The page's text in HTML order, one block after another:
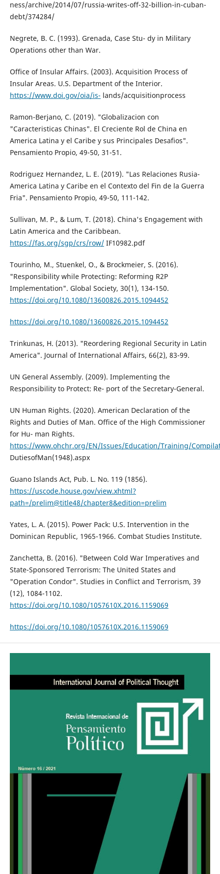
ness/archive/2014/07/russia-writes-off-32-billion-in-cuban-
debt/374284/
Negrete, B. C. (1993). Grenada, Case Stu- dy in Military
Operations other than War.
Office of Insular Affairs. (2003). Acquisition Process of
Insular Areas. U.S. Department of the Interior.
https://www.doi.gov/oia/is- lands/acquisitionprocess
Ramon-Berjano, C. (2019). "Globalizacion con
"Caracteristicas Chinas". El Creciente Rol de China en
America Latina y el Caribe y sus Principales Desafios".
Pensamiento Propio, 49-50, 31-51.
Rodriguez Hernandez, L. E. (2019). "Las Relaciones Rusia-
America Latina y Caribe en el Contexto del Fin de la Guerra
Fria". Pensamiento Propio, 49-50, 111-142.
Sullivan, M. P., & Lum, T. (2018). China's Engagement with
Latin America and the Caribbean.
https://fas.org/sgp/crs/row/IF10982.pdf
Tourinho, M., Stuenkel, O., & Brockmeier, S. (2016).
"Responsibility while Protecting: Reforming R2P
Implementation". Global Society, 30(1), 134-150.
https://doi.org/10.1080/13600826.2015.1094452
https://doi.org/10.1080/13600826.2015.1094452
Trinkunas, H. (2013). "Reordering Regional Security in Latin
America". Journal of International Affairs, 66(2), 83-99.
UN General Assembly. (2009). Implementing the
Responsibility to Protect: Re- port of the Secretary-General.
UN Human Rights. (2020). American Declaration of the
Rights and Duties of Man. Office of the High Commissioner
for Hu- man Rights.
https://www.ohchr.org/EN/Issues/Education/Training/
DutiesofMan(1948).aspx
Guano Islands Act, Pub. L. No. 119 (1856).
https://uscode.house.gov/view.xhtml?
path=/prelim@title48/chapter8&edition=prelim
Yates, L. A. (2015). Power Pack: U.S. Intervention in the
Dominican Republic, 1965-1966. Combat Studies Institute.
Zanchetta, B. (2016). "Between Cold War Imperatives and
State-Sponsored Terrorism: The United States and
"Operation Condor". Studies in Conflict and Terrorism, 39
(12), 1084-1102.
https://doi.org/10.1080/1057610X.2016.1159069
https://doi.org/10.1080/1057610X.2016.1159069